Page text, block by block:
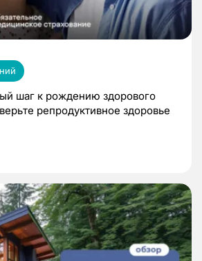
шаг к рождению здорового
репродуктивное здоровье